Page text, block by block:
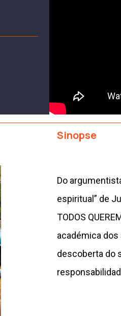
Sinopse
Do
espiritual” de
TODOS
académica dos
descoberta do